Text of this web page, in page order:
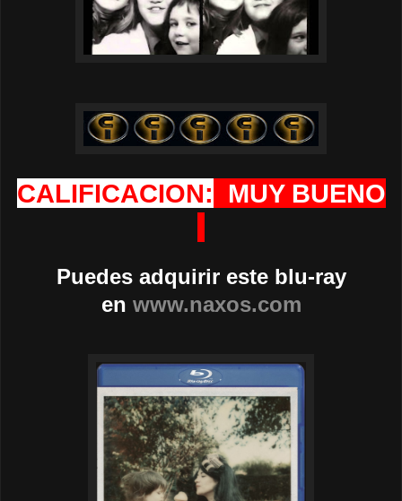
CALIFICACION: MUY BUENO
Puedes adquirir este blu-ray
en www.naxos.com